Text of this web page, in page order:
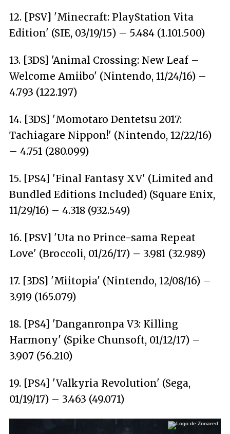
12. [PSV] 'Minecraft: PlayStation Vita
Edition' (SIE, 03/19/15) – 5.484 (1.101.500)
13. [3DS] 'Animal Crossing: New Leaf –
Welcome Amiibo' (Nintendo, 11/24/16) –
4.793 (122.197)
14. [3DS] 'Momotaro Dentetsu 2017:
Tachiagare Nippon!' (Nintendo, 12/22/16)
– 4.751 (280.099)
15. [PS4] 'Final Fantasy XV' (Limited and
Bundled Editions Included) (Square Enix,
11/29/16) – 4.318 (932.549)
16. [PSV] 'Uta no Prince-sama Repeat
Love' (Broccoli, 01/26/17) – 3.981 (32.989)
17. [3DS] 'Miitopia' (Nintendo, 12/08/16) –
3.919 (165.079)
18. [PS4] 'Danganronpa V3: Killing
Harmony' (Spike Chunsoft, 01/12/17) –
3.907 (56.210)
19. [PS4] 'Valkyria Revolution' (Sega,
01/19/17) – 3.463 (49.071)